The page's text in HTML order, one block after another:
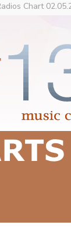
Chart